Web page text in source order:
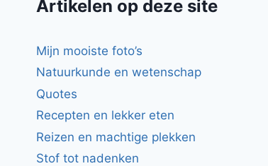
Artikelen op deze site
Mijn mooiste foto’s
Natuurkunde en wetenschap
Quotes
Recepten en lekker eten
Reizen en machtige plekken
Stof tot nadenken